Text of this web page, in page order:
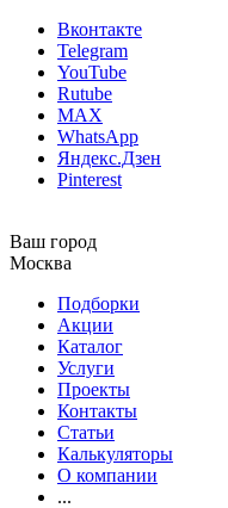
Вконтакте
Telegram
YouTube
Rutube
MAX
WhatsApp
Яндекс.Дзен
Pinterest
Ваш город
Москва
Подборки
Акции
Каталог
Услуги
Проекты
Контакты
Статьи
Калькуляторы
О компании
...